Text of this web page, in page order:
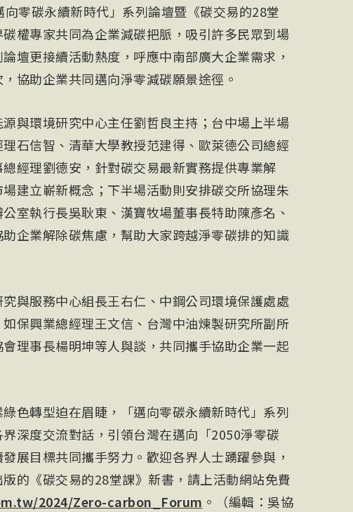
零碳永續新時代」系列論壇暨《碳交易的28堂
權專家共同為企業減碳把脈，吸引許多民眾到場
壇更接續活動熱度，呼應中南部廣大企業需求，
協助企業共同邁向淨零減碳願景途徑。
與環境研究中心主任劉哲良主持；台中場上半場
石信智、清華大學教授范建得、歐萊德公司總經
經理劉德安，針對碳交易最新實務提供專業解
建立嶄新概念；下半場活動則安排碳交所協理朱
室執行長吳耿東、漢寶牧場董事長特助陳彥名、
企業解除碳焦慮，幫助大家跨越淨零碳排的知識
與服務中心組長王右仁、中鋼公司環境保護處處
保興業總經理王文信、台灣中油煉製研究所副所
理事長楊明坤等人與談，共同攜手協助企業一起
色轉型迫在眉睫，「邁向零碳永續新時代」系列
深度交流對話，引領台灣在邁向「2050淨零碳
展目標共同攜手努力。歡迎各界人士踴躍參與，
的《碳交易的28堂課》新書，請上活動網站免費
2024/Zero-carbon_Forum 。（編輯：吳協